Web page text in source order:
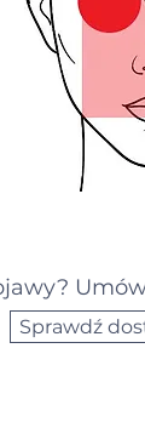
Sprawdź